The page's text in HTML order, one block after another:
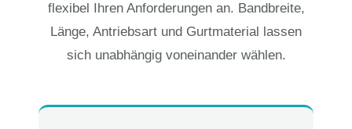
flexibel Ihren Anforderungen an. Bandbreite,
Länge, Antriebsart und Gurtmaterial lassen
sich unabhängig voneinander wählen.